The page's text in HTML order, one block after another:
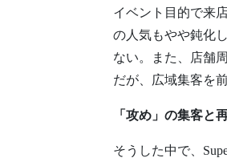
イベント目的で来
の人気もやや鈍化
ない。また、店舗
だが、広域集客を
「攻め」の集客と
そうした中で、